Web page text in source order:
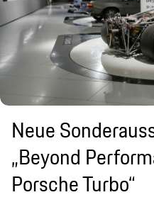
Neue
„Beyond
Porsche Turbo“